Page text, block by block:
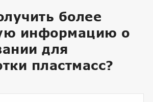
более
информацию о
для
пластмасс?